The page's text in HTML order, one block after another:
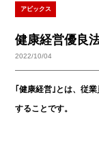
アビックス
健康経営優良
2022/10/04
｢健康経営｣とは、従
することです。